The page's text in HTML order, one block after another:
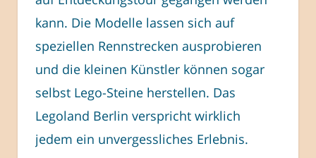
kann. Die Modelle lassen sich auf
speziellen Rennstrecken ausprobieren
und die kleinen Künstler können sogar
selbst Lego-Steine herstellen. Das
Legoland Berlin verspricht wirklich
jedem ein unvergessliches Erlebnis.